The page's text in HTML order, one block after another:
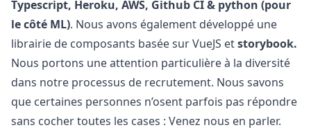
Typescript, Heroku, AWS, Github CI & python (pour
le côté ML). Nous avons également développé une
librairie de composants basée sur VueJS etstorybook.
Nous portons une attention particulière à la diversité
dans notre processus de recrutement. Nous savons
que certaines personnes n’osent parfois pas répondre
sans cocher toutes les cases : Venez nous en parler.